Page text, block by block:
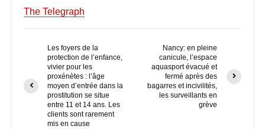
The Telegraph
Les foyers de la
protection de l’enfance,
vivier pour les
proxénètes : l’âge
moyen d’entrée dans la
prostitution se situe
entre 11 et 14 ans. Les
clients sont rarement
mis en cause
Nancy: en pleine
canicule, l’espace
aquasport évacué et
fermé après des
bagarres et incivilités,
les surveillants en
grève